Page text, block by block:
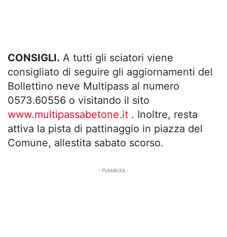
CONSIGLI. A tutti gli sciatori viene
consigliato di seguire gli aggiornamenti del
Bollettino neve Multipass al numero
0573.60556 o visitando il sito
www.multipassabetone.it . Inoltre, resta
attiva la pista di pattinaggio in piazza del
Comune, allestita sabato scorso.
- Pubblicità -